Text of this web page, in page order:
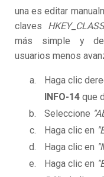
una es editar
claves
más simple y
usuarios menos
Haga clic
INFO-14 que
Seleccione
Haga clic en
Haga clic en
Haga clic en